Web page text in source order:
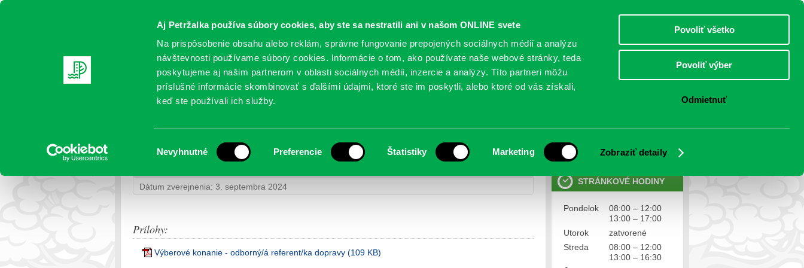
Aj Petržalka používa súbory cookies, aby ste sa nestratili ani v našom ONLINE svete
Na prispôsobenie obsahu alebo reklám, správne fungovanie prepojených sociálnych médií a analýzu
návštevnosti používame súbory cookies. Informácie o tom, ako používate naše webové stránky, teda
poskytujeme aj našim partnerom v oblasti sociálnych médií, inzercie a analýzy. Títo partneri môžu
príslušné informácie skombinovať s ďalšími údajmi, ktoré ste im poskytli, alebo ktoré od vás získali,
keď ste používali ich služby.
súhlasu
Nevyhnutné Preferencie Štatistiky Marketing Zobraziť detaily
Povoliť všetko
Povoliť výber
Odmietnuť
Oficiálne stránky
PETRŽALSKÉ KONTO
AKTUALITY SAMOSPRÁVA ORGANIZÁCIE OBLASTI NOVINY MAPY TLAČIVÁ KONTAKTY
Ochrana osobných údajov
STRÁNKOVÉ HODINY
Pondelok
08:00 – 12:00
13:00 – 17:00
Utorok
zatvorené
Streda
08:00 – 12:00
13:00 – 16:30
Výberové konanie – odborný/á referent/ka dopravy – UKONČENÉ
Petržalka>Výberové konania mestskej časti Bratislava-Petržalka
> Výberové konanie – odborný/á
Dátum zverejnenia: 3. septembra 2024
Prílohy:
Výberové konanie - odborný/á referent/ka dopravy (109 KB)